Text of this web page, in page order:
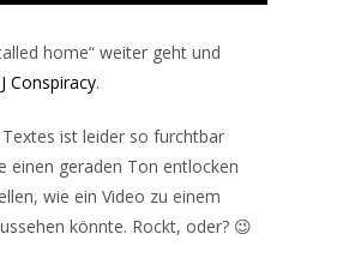
home“ weiter geht und
Conspiracy.
ist leider so furchtbar
einen geraden Ton entlocken
wie ein Video zu einem
könnte. Rockt, oder? 😉